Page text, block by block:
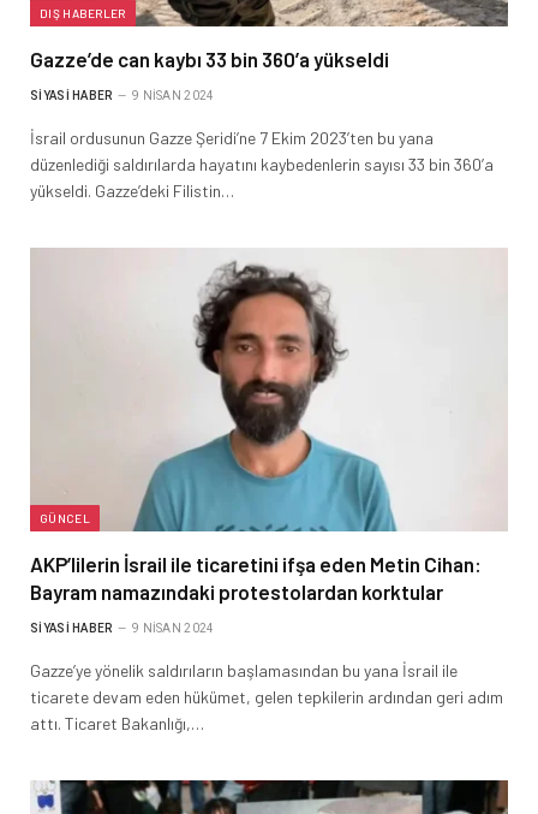
DIŞ HABERLER
Gazze’de can kaybı 33 bin 360’a yükseldi
SIYASI HABER 9 NISAN 2024
İsrail ordusunun Gazze Şeridi’ne 7 Ekim 2023’ten bu yana
düzenlediği saldırılarda hayatını kaybedenlerin sayısı 33 bin 360’a
yükseldi. Gazze’deki Filistin…
GÜNCEL
AKP’lilerin İsrail ile ticaretini ifşa eden Metin Cihan:
Bayram namazındaki protestolardan korktular
SIYASI HABER 9 NISAN 2024
Gazze’ye yönelik saldırıların başlamasından bu yana İsrail ile
ticarete devam eden hükümet, gelen tepkilerin ardından geri adım
attı. Ticaret Bakanlığı,…